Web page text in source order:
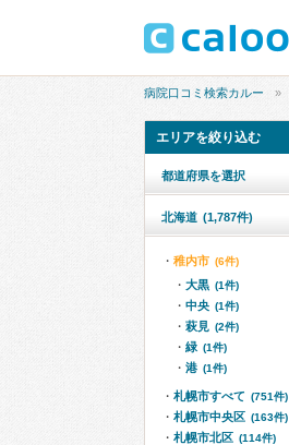
病院口コミ検索カルー
エリアを絞り込む
都道府県を選択
北海道 (1,787件)
稚内市 (6件)
大黒 (1件)
中央 (1件)
萩見 (2件)
緑 (1件)
港 (1件)
札幌市すべて (751件)
札幌市中央区 (163件)
札幌市北区 (114件)